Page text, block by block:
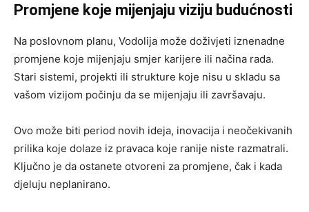
Promjene koje mijenjaju viziju budućnosti
Na poslovnom planu, Vodolija može doživjeti iznenadne
promjene koje mijenjaju smjer karijere ili načina rada.
Stari sistemi, projekti ili strukture koje nisu u skladu sa
vašom vizijom počinju da se mijenjaju ili završavaju.
Ovo može biti period novih ideja, inovacija i neočekivanih
prilika koje dolaze iz pravaca koje ranije niste razmatrali.
Ključno je da ostanete otvoreni za promjene, čak i kada
djeluju neplanirano.